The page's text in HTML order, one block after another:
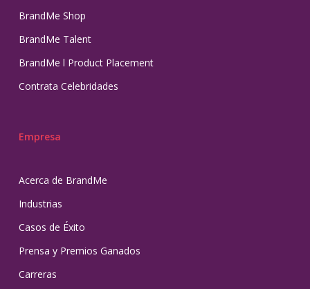
BrandMe Shop
BrandMe Talent
BrandMe l Product Placement
Contrata Celebridades
Empresa
Acerca de BrandMe
Industrias
Casos de Éxito
Prensa y Premios Ganados
Carreras